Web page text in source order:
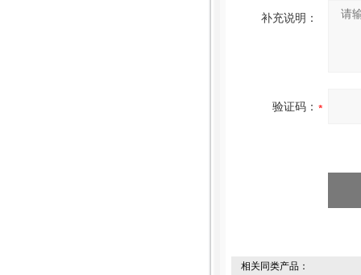
补充说明：
验证码：
相关同类产品：